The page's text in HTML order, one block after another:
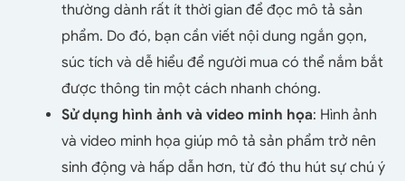
thường dành rất ít thời gian để đọc mô tả sản
phẩm. Do đó, bạn cần viết nội dung ngắn gọn,
súc tích và dễ hiểu để người mua có thể nắm bắt
được thông tin một cách nhanh chóng.
Sử dụng hình ảnh và video minh họa: Hình ảnh
và video minh họa giúp mô tả sản phẩm trở nên
sinh động và hấp dẫn hơn, từ đó thu hút sự chú ý